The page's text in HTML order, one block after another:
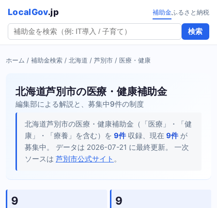
LocalGov.jp
検索
補助金ふるさと納税
ホーム / 補助金検索 / 北海道 / 芦別市 / 医療・健康
北海道芦別市の医療・健康補助金
編集部による解説と、募集中9件の制度
北海道芦別市の医療・健康補助金（「医療」・「健
康」・「療養」を含む）を 9件 収録、現在 9件 が
募集中。 データは 2026-07-21 に最終更新。 一次
ソースは 芦別市公式サイト 。
9 9